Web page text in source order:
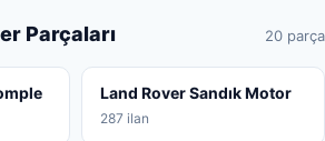
Parçaları 20 parça
Land Rover Sandık Motor
287 ilan